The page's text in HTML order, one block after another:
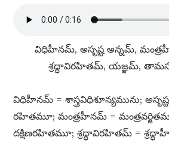
విధిహీనమ్​, అసృష్ట అన్నమ్​,
శ్రద్ధావిరహితమ్​, యజ్ఞమ్​,
విధిహీనమ్​ = శాస్త్రవిధిశూన్యమును;
రహితమూ; మంత్రహీనమ్​ =
దక్షిణరహితమూ; శ్రద్ధావిరహితమ్​ =